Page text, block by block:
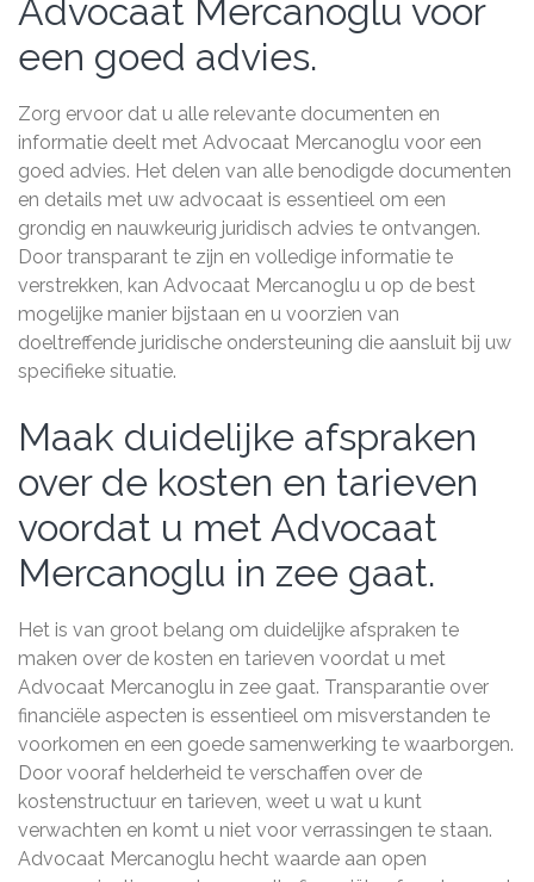
Advocaat Mercanoglu voor
een goed advies.
Zorg ervoor dat u alle relevante documenten en
informatie deelt met Advocaat Mercanoglu voor een
goed advies. Het delen van alle benodigde documenten
en details met uw advocaat is essentieel om een
grondig en nauwkeurig juridisch advies te ontvangen.
Door transparant te zijn en volledige informatie te
verstrekken, kan Advocaat Mercanoglu u op de best
mogelijke manier bijstaan en u voorzien van
doeltreffende juridische ondersteuning die aansluit bij uw
specifieke situatie.
Maak duidelijke afspraken
over de kosten en tarieven
voordat u met Advocaat
Mercanoglu in zee gaat.
Het is van groot belang om duidelijke afspraken te
maken over de kosten en tarieven voordat u met
Advocaat Mercanoglu in zee gaat. Transparantie over
financiële aspecten is essentieel om misverstanden te
voorkomen en een goede samenwerking te waarborgen.
Door vooraf helderheid te verschaffen over de
kostenstructuur en tarieven, weet u wat u kunt
verwachten en komt u niet voor verrassingen te staan.
Advocaat Mercanoglu hecht waarde aan open